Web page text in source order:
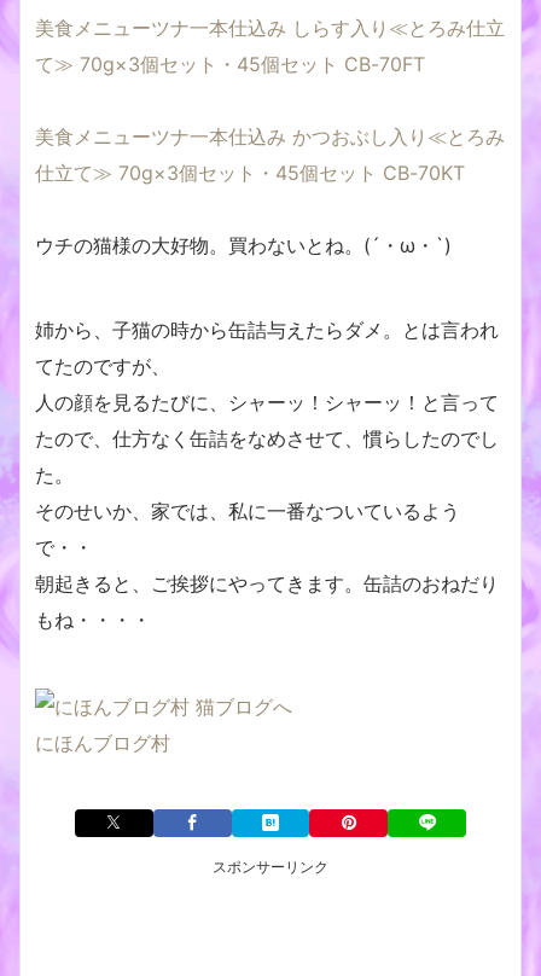
美食メニューツナ一本仕込み しらす入り≪とろみ仕立
て≫ 70g×3個セット・45個セット CB-70FT
美食メニューツナ一本仕込み かつおぶし入り≪とろみ
仕立て≫ 70g×3個セット・45個セット CB-70KT
ウチの猫様の大好物。買わないとね。(´・ω・`)
姉から、子猫の時から缶詰与えたらダメ。とは言われ
てたのですが、
人の顔を見るたびに、シャーッ！シャーッ！と言って
たので、仕方なく缶詰をなめさせて、慣らしたのでし
た。
そのせいか、家では、私に一番なついているよう
で・・
朝起きると、ご挨拶にやってきます。缶詰のおねだり
もね・・・・
にほんブログ村
スポンサーリンク